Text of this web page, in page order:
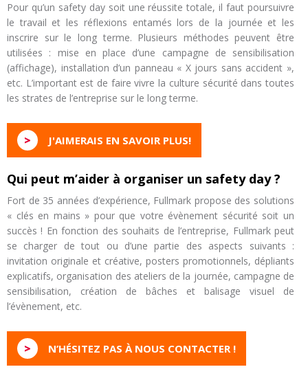
Pour qu’un safety day soit une réussite totale, il faut poursuivre
le travail et les réflexions entamés lors de la journée et les
inscrire sur le long terme. Plusieurs méthodes peuvent être
utilisées : mise en place d’une campagne de sensibilisation
(affichage), installation d’un panneau « X jours sans accident »,
etc. L’important est de faire vivre la culture sécurité dans toutes
les strates de l’entreprise sur le long terme.
> J'AIMERAIS EN SAVOIR PLUS!
Qui peut m’aider à organiser un safety day ?
Fort de 35 années d’expérience, Fullmark propose des solutions
« clés en mains » pour que votre évènement sécurité soit un
succès ! En fonction des souhaits de l’entreprise, Fullmark peut
se charger de tout ou d’une partie des aspects suivants :
invitation originale et créative, posters promotionnels, dépliants
explicatifs, organisation des ateliers de la journée, campagne de
sensibilisation, création de bâches et balisage visuel de
l’évènement, etc.
> N’HÉSITEZ PAS À NOUS CONTACTER !